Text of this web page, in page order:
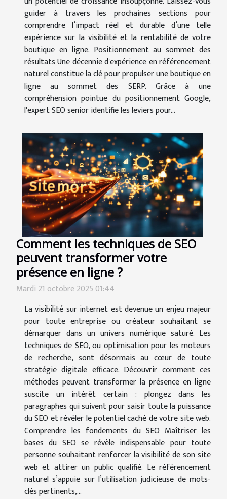
guider à travers les prochaines sections pour
comprendre l’impact réel et durable d’une telle
expérience sur la visibilité et la rentabilité de votre
boutique en ligne. Positionnement au sommet des
résultats Une décennie d'expérience en référencement
naturel constitue la clé pour propulser une boutique en
ligne au sommet des SERP. Grâce à une
compréhension pointue du positionnement Google,
l'expert SEO senior identifie les leviers pour...
Comment les techniques de SEO
peuvent transformer votre
présence en ligne ?
Mardi 21 octobre 2025 01:44
La visibilité sur internet est devenue un enjeu majeur
pour toute entreprise ou créateur souhaitant se
démarquer dans un univers numérique saturé. Les
techniques de SEO, ou optimisation pour les moteurs
de recherche, sont désormais au cœur de toute
stratégie digitale efficace. Découvrir comment ces
méthodes peuvent transformer la présence en ligne
suscite un intérêt certain : plongez dans les
paragraphes qui suivent pour saisir toute la puissance
du SEO et révéler le potentiel caché de votre site web.
Comprendre les fondements du SEO Maîtriser les
bases du SEO se révèle indispensable pour toute
personne souhaitant renforcer la visibilité de son site
web et attirer un public qualifié. Le référencement
naturel s’appuie sur l’utilisation judicieuse de mots-
clés pertinents,...